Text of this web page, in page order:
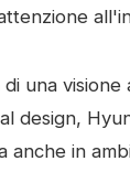
una visione
design,
anche in